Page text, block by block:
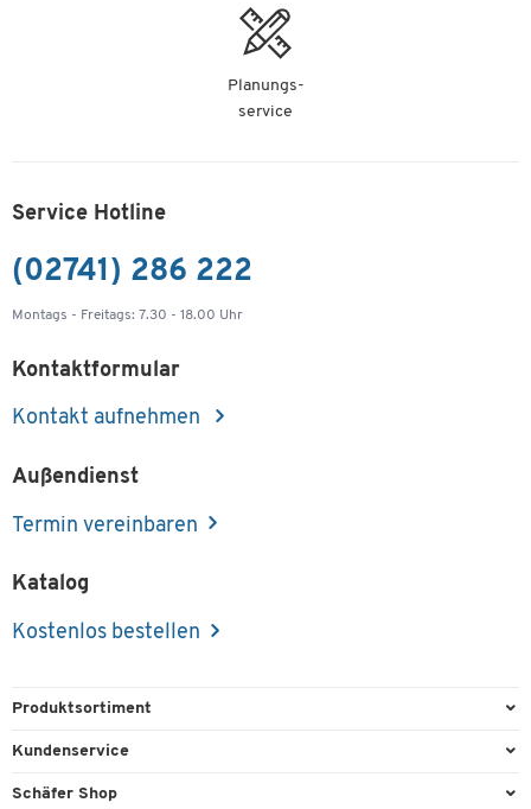
Planungs-
service
Service Hotline
(02741) 286 222
Montags - Freitags: 7.30 - 18.00 Uhr
Kontaktformular
Kontakt aufnehmen
Außendienst
Termin vereinbaren
Katalog
Kostenlos bestellen
Produktsortiment
Büroausstattung
Kundenservice
Direktbestellung
Schäfer Shop